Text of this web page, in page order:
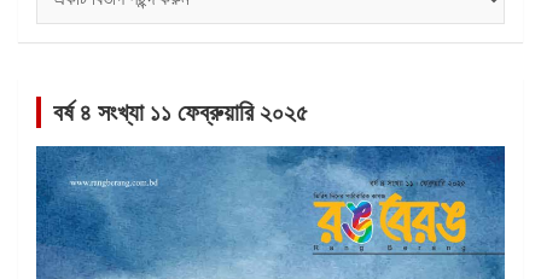
সমূহ
বর্ষ ৪ সংখ্যা ১১ ফেব্রুয়ারি ২০২৫